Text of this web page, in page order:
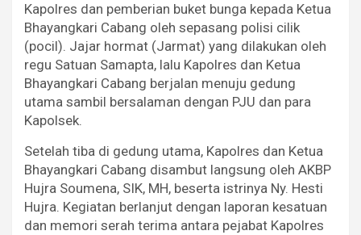
Kapolres dan pemberian buket bunga kepada Ketua
Bhayangkari Cabang oleh sepasang polisi cilik
(pocil). Jajar hormat (Jarmat) yang dilakukan oleh
regu Satuan Samapta, lalu Kapolres dan Ketua
Bhayangkari Cabang berjalan menuju gedung
utama sambil bersalaman dengan PJU dan para
Kapolsek.
Setelah tiba di gedung utama, Kapolres dan Ketua
Bhayangkari Cabang disambut langsung oleh AKBP
Hujra Soumena, SIK, MH, beserta istrinya Ny. Hesti
Hujra. Kegiatan berlanjut dengan laporan kesatuan
dan memori serah terima antara pejabat Kapolres